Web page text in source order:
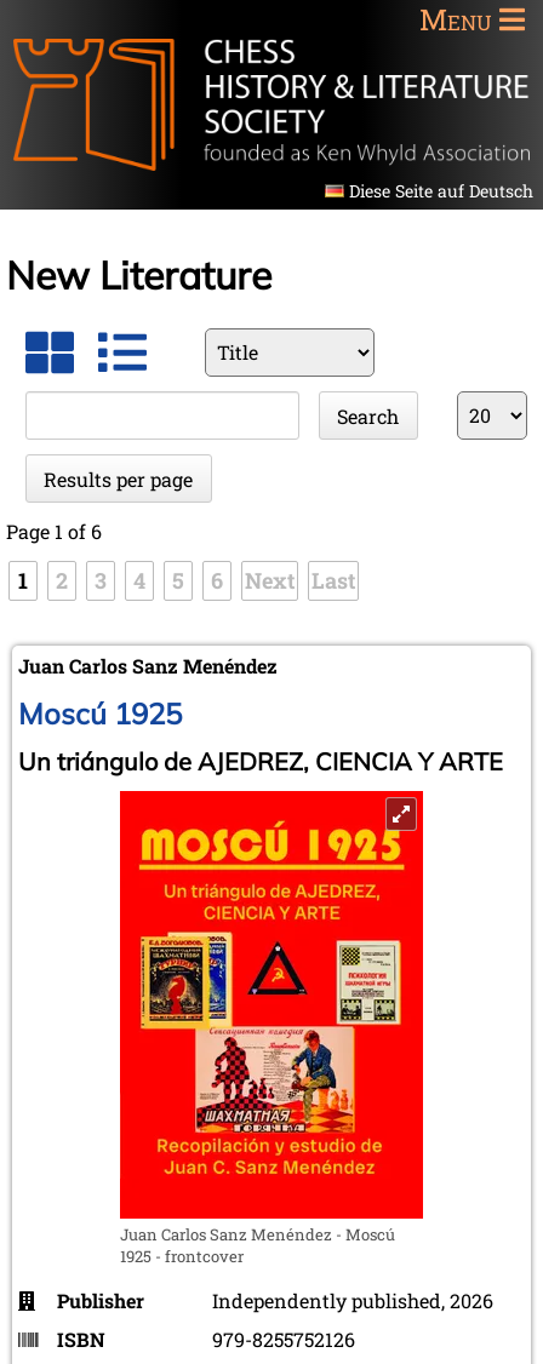
Menu
Diese Seite auf Deutsch
New Literature
Available
fields
Search
Results
per
Results per page
Page 1 of 6
1 2 3 4 5 6 Next Last
Juan Carlos Sanz Menéndez
Moscú 1925
Un triángulo de AJEDREZ, CIENCIA Y ARTE
Juan Carlos Sanz Menéndez - Moscú
1925 - frontcover
Publisher
Independently published, 2026
ISBN
979-8255752126